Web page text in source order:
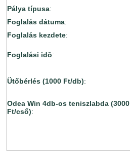
Pálya típusa:
Foglalás dátuma:
Foglalás kezdete:
Foglalási idõ:
Ütőbérlés (1000 Ft/db):
Odea Win 4db-os teniszlabda (3000
Ft/cső):